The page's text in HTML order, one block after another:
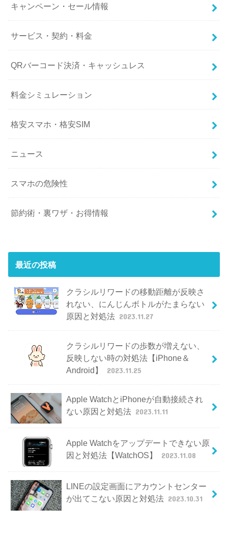
キャンペーン・セール情報
サービス・契約・料金
QRバーコード決済・キャッシュレス
料金シミュレーション
格安スマホ・格安SIM
ニュース
スマホの危険性
節約術・裏ワザ・お得情報
最近の投稿
クラシルリワードの移動距離が反映さ
れない、にんじんボトルがたまらない
原因と対処法 2023.11.27
クラシルリワードの歩数が増えない、
反映しない時の対処法【iPhone＆
Android】
2023.11.25
Apple WatchとiPhoneが自動接続され
ない原因と対処法 2023.11.11
Apple Watchをアップデートできない原
因と対処法【WatchOS】
2023.11.08
LINEの設定画面にアカウントセンター
が出てこない原因と対処法 2023.10.31